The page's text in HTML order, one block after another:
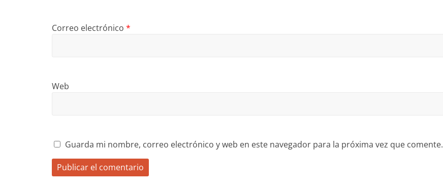
Correo electrónico *
Web
Guarda mi nombre, correo electrónico y web en este navegador para la próxima vez que comente.